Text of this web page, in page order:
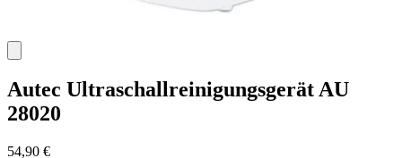
Autec Ultraschallreinigungsgerät AU
28020
54,90 €